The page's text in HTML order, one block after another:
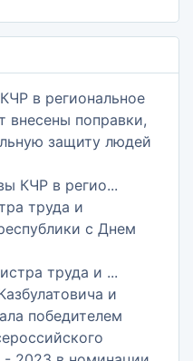
КЧР в регио...
труда и ...